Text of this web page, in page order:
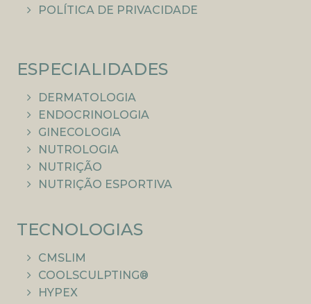
POLÍTICA DE PRIVACIDADE
ESPECIALIDADES
DERMATOLOGIA
ENDOCRINOLOGIA
GINECOLOGIA
NUTROLOGIA
NUTRIÇÃO
NUTRIÇÃO ESPORTIVA
TECNOLOGIAS
CMSLIM
COOLSCULPTING®
HYPEX